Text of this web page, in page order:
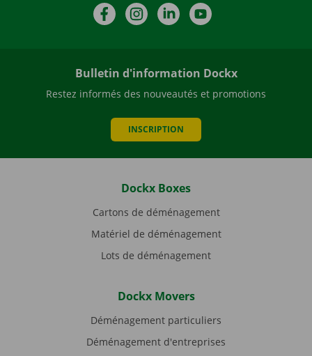
FacebookInstagramLinkedIn
Bulletin d'information Dockx
Restez informés des nouveautés et promotions
INSCRIPTION
Dockx Boxes
Cartons de déménagement
Matériel de déménagement
Lots de déménagement
Dockx Movers
Déménagement particuliers
Déménagement d'entreprises